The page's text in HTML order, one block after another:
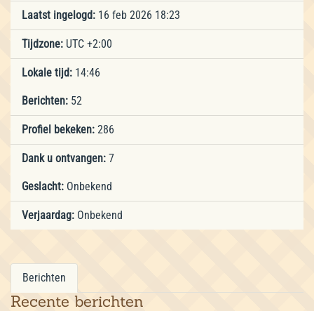
Laatst ingelogd: 16 feb 2026 18:23
Tijdzone: UTC +2:00
Lokale tijd: 14:46
Berichten: 52
Profiel bekeken: 286
Dank u ontvangen: 7
Geslacht: Onbekend
Verjaardag: Onbekend
Berichten
Recente berichten